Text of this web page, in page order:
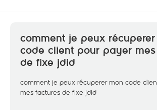
comment je peux
code client pour payer
de fixe jdid
comment je peux récuperer mon code
mes factures de fixe jdid